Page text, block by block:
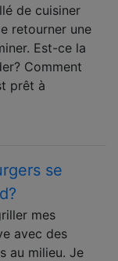
de cuisiner
retourner une
Est-ce la
Comment
prêt à
se
mes
avec des
au milieu. Je